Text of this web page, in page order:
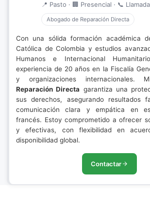
📍 Pasto · 🏢 Presencial · 📞
Abogado de Reparación Directa
Con una sólida formación académica
Católica de Colombia y estudios
Humanos e Internacional
experiencia de 20 años en la Fiscalía
y organizaciones internacionales.
Reparación Directa garantiza una
sus derechos, asegurando resultados
comunicación clara y empática en
francés. Estoy comprometido a ofrecer
y efectivas, con flexibilidad en
disponibilidad global.
Contactar